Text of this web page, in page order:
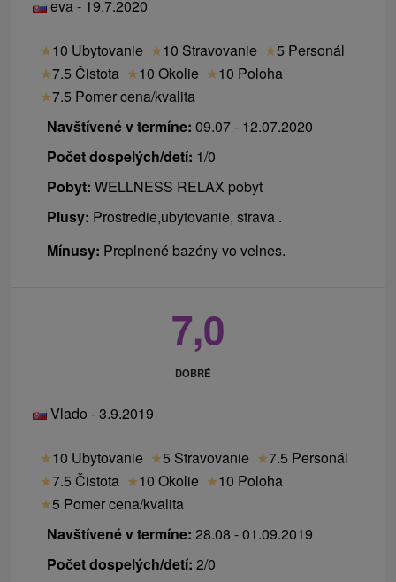
eva - 19.7.2020
★10 Ubytovanie ★10 Stravovanie ★5 Personál
★7.5 Čistota ★10 Okolie ★10 Poloha
★7.5 Pomer cena/kvalita
Navštívené v termíne: 09.07 - 12.07.2020
Počet dospelých/detí: 1/0
Pobyt: WELLNESS RELAX pobyt
Plusy: Prostredie,ubytovanie, strava .
Mínusy: Preplnené bazény vo velnes.
7,0
DOBRÉ
Vlado - 3.9.2019
★10 Ubytovanie ★5 Stravovanie ★7.5 Personál
★7.5 Čistota ★10 Okolie ★10 Poloha
★5 Pomer cena/kvalita
Navštívené v termíne: 28.08 - 01.09.2019
Počet dospelých/detí: 2/0